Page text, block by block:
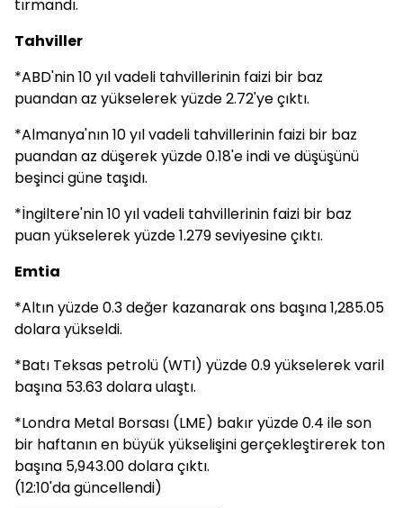
tırmandı.
Tahviller
*ABD'nin 10 yıl vadeli tahvillerinin faizi bir baz
puandan az yükselerek yüzde 2.72'ye çıktı.
*Almanya'nın 10 yıl vadeli tahvillerinin faizi bir baz
puandan az düşerek yüzde 0.18'e indi ve düşüşünü
beşinci güne taşıdı.
*İngiltere'nin 10 yıl vadeli tahvillerinin faizi bir baz
puan yükselerek yüzde 1.279 seviyesine çıktı.
Emtia
*Altın yüzde 0.3 değer kazanarak ons başına 1,285.05
dolara yükseldi.
*Batı Teksas petrolü (WTI) yüzde 0.9 yükselerek varil
başına 53.63 dolara ulaştı.
*Londra Metal Borsası (LME) bakır yüzde 0.4 ile son
bir haftanın en büyük yükselişini gerçekleştirerek ton
başına 5,943.00 dolara çıktı.
(12:10'da güncellendi)